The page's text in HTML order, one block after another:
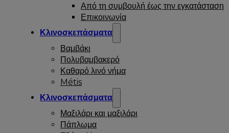
Από τη συμβουλή έως την εγκατάσταση
Επικοινωνία
Κλινοσκεπάσματα
Βαμβάκι
Πολυβαμβακερό
Καθαρό λινό νήμα
Métis
Κλινοσκεπάσματα
Μαξιλάρι και μαξιλάρι
Πάπλωμα